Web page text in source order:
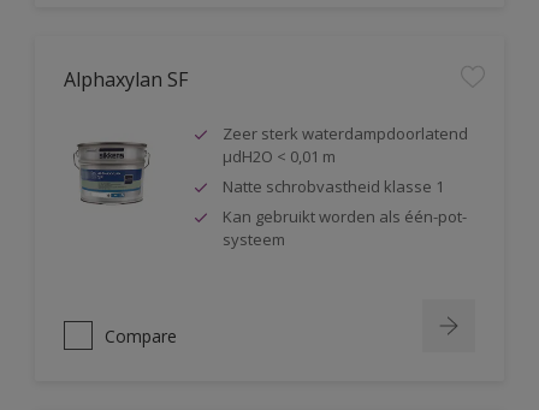
Alphaxylan SF
Zeer sterk waterdampdoorlatend
µdH2O < 0,01 m
Natte schrobvastheid klasse 1
Kan gebruikt worden als één-pot-
systeem
Compare